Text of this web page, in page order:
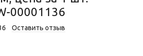
00001136
Оставить отзыв